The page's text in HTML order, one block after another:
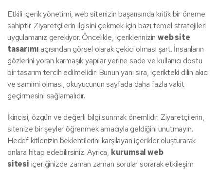
Etkili içerik yönetimi, web sitenizin başarısında kritik bir öneme
sahiptir. Ziyaretçilerin ilgisini çekmek için bazı temel stratejileri
uygulamanız gerekiyor. Öncelikle, içeriklerinizin web site
tasarımı açısından görsel olarak çekici olması şart. İnsanların
gözlerini yoran karmaşık yapılar yerine sade ve kullanıcı dostu
bir tasarım tercih edilmelidir. Bunun yanı sıra, içerikteki dilin akıcı
ve samimi olması, okuyucunun sayfada daha fazla vakit
geçirmesini sağlamalıdır.
İkincisi, özgün ve değerli bilgi sunmak önemlidir. Ziyaretçilerin,
sitenize bir şeyler öğrenmek amacıyla geldiğini unutmayın.
Hedef kitlenizin beklentilerini karşılayan içerikler oluşturarak
onlara hitap edebilirsiniz. Ayrıca, kurumsal web
sitesi içeriğinizde zaman zaman sorular sorarak etkileşim